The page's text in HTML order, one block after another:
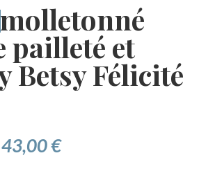
pailleté et
Betsy Félicité
43,00€